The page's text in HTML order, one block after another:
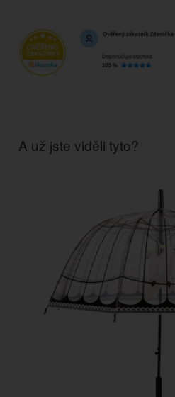
A už jste viděli tyto?